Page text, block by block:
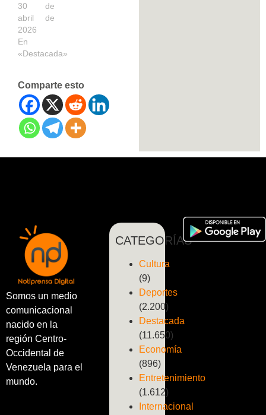
30 de
abril de
2026
En
«Destacada»
Comparte esto
Somos un medio
comunicacional
nacido en la
región Centro-
Occidental de
Venezuela para el
mundo.
CATEGORÍAS
Cultura
(9)
Deportes
(2.200)
Destacada
(11.650)
Economía
(896)
Entretenimiento
(1.612)
Internacional